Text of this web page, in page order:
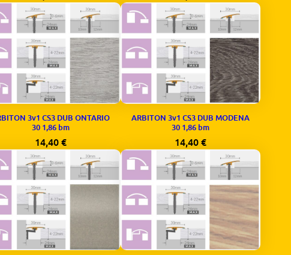
3v1 CS3 DUB ONTARIO
30 1,86 bm
14,40 €
ARBITON 3v1 CS3 DUB MODENA
30 1,86 bm
14,40 €